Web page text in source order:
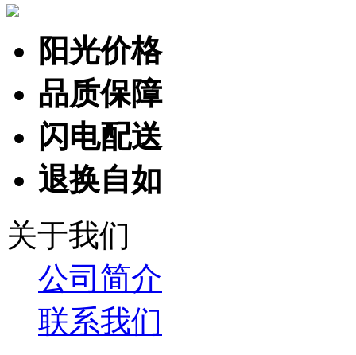
阳光价格
品质保障
闪电配送
退换自如
关于我们
公司简介
联系我们